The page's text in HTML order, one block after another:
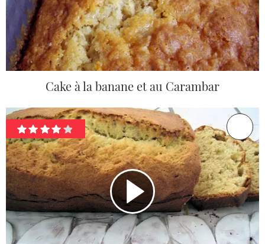
Cake à la banane et au Carambar